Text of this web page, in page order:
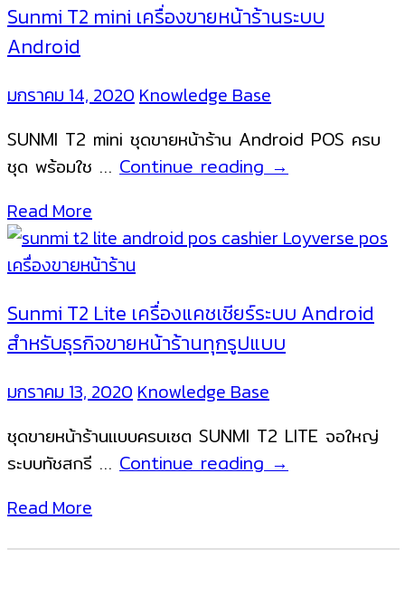
Sunmi T2 mini เครื่องขายหน้าร้านระบบ
Android
มกราคม 14, 2020Knowledge Base
SUNMI T2 mini ชุดขายหน้าร้าน Android POS ครบ
ชุด พร้อมใช … Continue readingSunmi
เครื่อง
ร้าน
ระบบ
→
Read More
Sunmi T2 Lite เครื่องแคชเชียร์ระบบ Android
สำหรับธุรกิจขายหน้าร้านทุกรูปแบบ
มกราคม 13, 2020Knowledge Base
ชุดขายหน้าร้านแบบครบเซต SUNMI T2 LITE จอใหญ่
ระบบทัชสกรี … Continue readingSunmi
เครื่อง
→
Read More